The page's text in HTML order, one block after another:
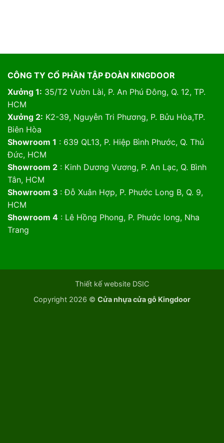
CÔNG TY CỔ PHẦN TẬP ĐOÀN KINGDOOR
Xưởng 1: 35/T2 Vườn Lài, P. An Phú Đông, Q. 12, TP.
HCM
Xưởng 2: K2-39, Nguyễn Tri Phương, P. Bửu Hòa,TP.
Biên Hòa
Showroom 1 : 639 QL13, P. Hiệp Bình Phước, Q. Thủ
Đức, HCM
Showroom 2: Kinh Dương Vương, P. An Lạc, Q. Bình
Tân, HCM
Showroom 3 : Đỗ Xuân Hợp, P. Phước Long B, Q. 9,
HCM
Showroom 4: Lê Hồng Phong, P. Phước long, Nha
Trang
Thiết kế website DSIC
Copyright 2026 © Cửa nhựa cửa gỗ Kingdoor